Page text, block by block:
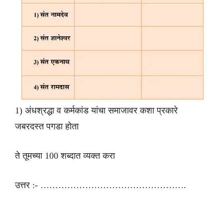
1) अंधश्रद्धा व कर्मकांड यांचा समाजावर कशा प्रकारे
जबरदस्त पगडा होता
ते तूमच्या 100 शब्दात व्यक्त करा
उत्तर :- ………………………………………….